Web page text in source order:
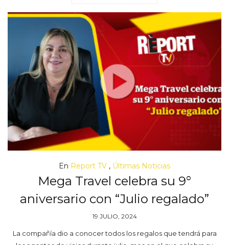
En Report TV , Últimas Noticias
Mega Travel celebra su 9°
aniversario con “Julio regalado”
19 JULIO, 2024
La compañía dio a conocer todos los regalos que tendrá para